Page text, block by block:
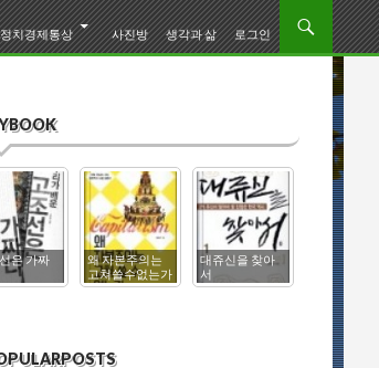
치경제통상 사진방 생각과 삶 로그인
은 가짜
왜 자본주의는
고쳐쓸수없는가
대쥬신을 찾아
서
한일고대사